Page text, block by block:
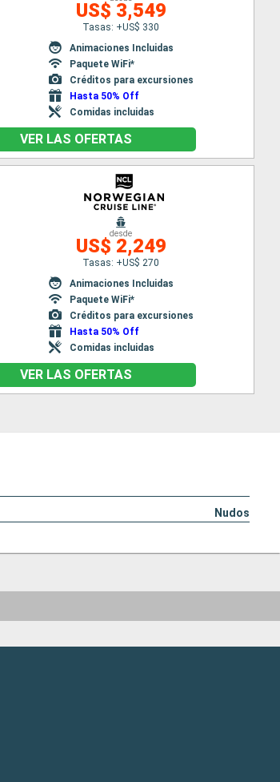
US$ 3,549
Tasas: +US$ 330
Animaciones Incluidas
Paquete WiFi*
Créditos para excursiones
Hasta 50% Off
Comidas incluidas
VER LAS OFERTAS
desde
US$ 2,249
Tasas: +US$ 270
Animaciones Incluidas
Paquete WiFi*
Créditos para excursiones
Hasta 50% Off
Comidas incluidas
VER LAS OFERTAS
Nudos